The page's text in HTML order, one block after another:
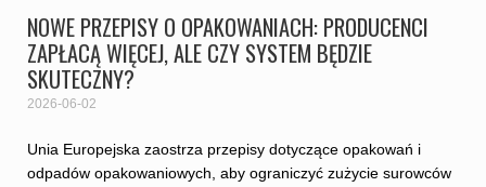
NOWE PRZEPISY O OPAKOWANIACH: PRODUCENCI
ZAPŁACĄ WIĘCEJ, ALE CZY SYSTEM BĘDZIE
SKUTECZNY?
2026-06-02
Unia Europejska zaostrza przepisy dotyczące opakowań i
odpadów opakowaniowych, aby ograniczyć zużycie surowców